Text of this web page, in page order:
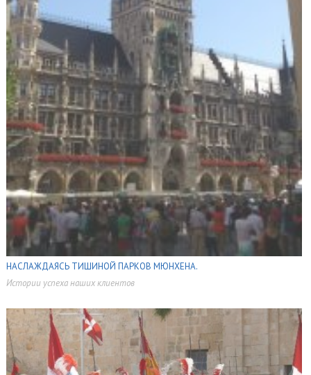
НАСЛАЖДАЯСЬ ТИШИНОЙ ПАРКОВ МЮНХЕНА.
Истории успеха наших клиентов